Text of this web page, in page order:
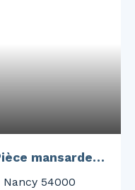
mansarde 9
Nancy 54000